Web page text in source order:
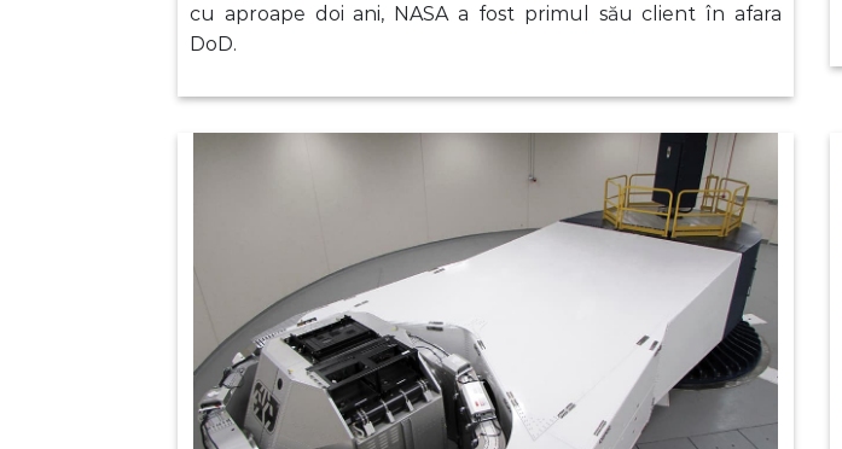
cu aproape doi ani, NASA a fost primul său client în afara
DoD.